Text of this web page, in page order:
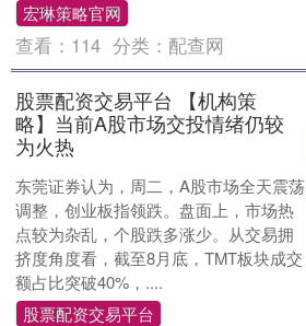
宏琳策略官网
查看： 114 分类： 配查网
股票配资交易平台 【机构策
略】当前A股市场交投情绪仍较
为火热
东莞证券认为，周二，A股市场全天震荡
调整，创业板指领跌。盘面上，市场热
点较为杂乱，个股跌多涨少。从交易拥
挤度角度看，截至8月底，TMT板块成交
额占比突破40%，....
股票配资交易平台